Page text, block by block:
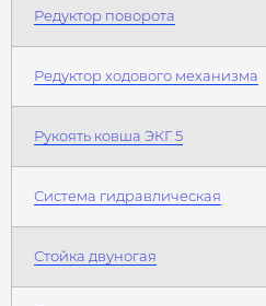
Редуктор поворота
Редуктор ходового механизма
Рукоять ковша ЭКГ 5
Система гидравлическая
Стойка двуногая